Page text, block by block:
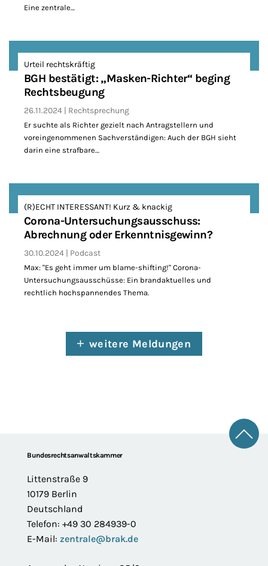
Eine zentrale…
Urteil rechtskräftig
BGH bestätigt: „Masken-Richter“ beging
Rechtsbeugung
26.11.2024 Rechtsprechung
Er suchte als Richter gezielt nach Antragstellern und
voreingenommenen Sachverständigen: Auch der BGH sieht
darin eine strafbare…
(R)ECHT INTERESSANT! Kurz & knackig
Corona-Untersuchungsausschuss:
Abrechnung oder Erkenntnisgewinn?
30.10.2024 Podcast
Max: "Es geht immer um blame-shifting!" Corona-
Untersuchungsausschüsse: Ein brandaktuelles und
rechtlich hochspannendes Thema.
weitere Meldungen
FooterBundesrechtsanwaltskammer
Littenstraße 9
10179 Berlin
Deutschland
Telefon: +49 30 284939-0
E-Mail: zentrale@brak.de